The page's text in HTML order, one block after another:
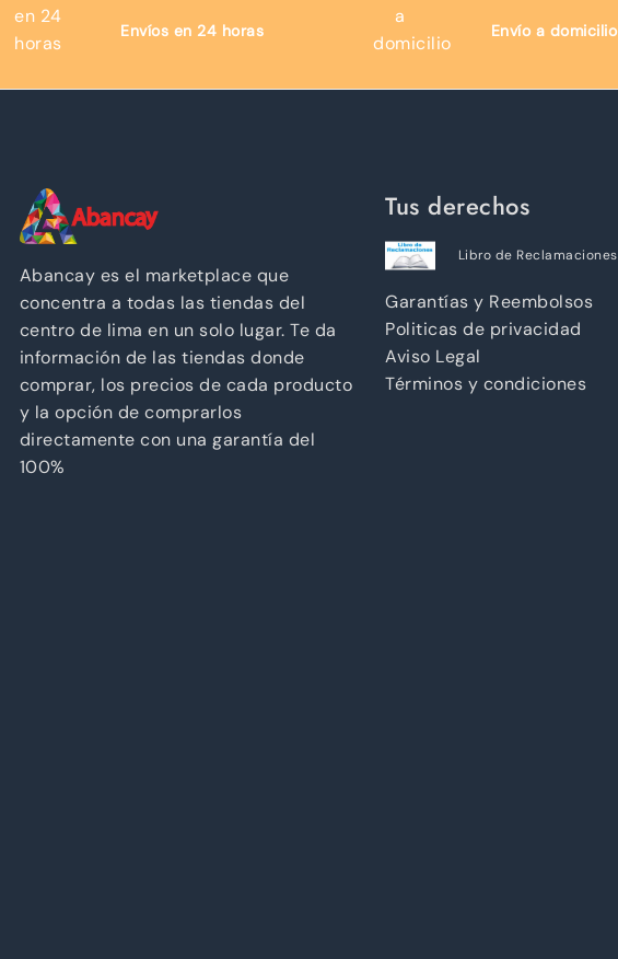
Envíos en 24 horas Envío a domicilio
Abancay es el marketplace que
concentra a todas las tiendas del
centro de lima en un solo lugar. Te da
información de las tiendas donde
comprar, los precios de cada producto
y la opción de comprarlos
directamente con una garantía del
100%
Tus derechos
Libro de Reclamaciones
Garantías y Reembolsos
Politicas de privacidad
Aviso Legal
Términos y condiciones